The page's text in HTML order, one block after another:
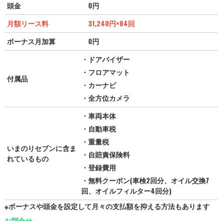
頭金
0円
月額リース料
31,240円×84回
ボーナス月加算
0円
付属品
・ドアバイザー
・フロアマット
・カーナビ
・全方位カメラ
いまのりセブンに含ま
れているもの
・車両本体
・自動車税
・重量税
・自賠責保険料
・登録費用
・無料クーポン(車検2回分、オイル交換7
回、オイルフィルター4回分)
※ボーナスや頭金を設定して月々の支払額を抑える方法もあります